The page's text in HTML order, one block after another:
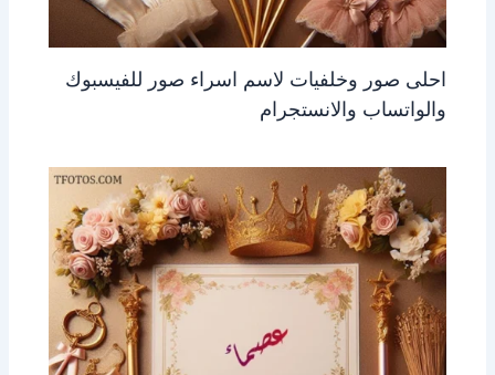
احلى صور وخلفيات لاسم اسراء صور للفيسبوك
والواتساب والانستجرام